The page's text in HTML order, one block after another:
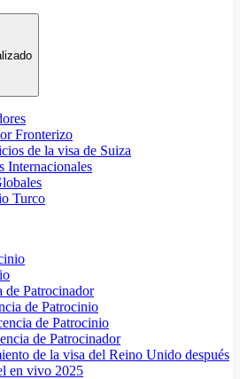
Fronterizo
de la visa de Suiza
Internacionales
Turco
de Patrocinador
de Patrocinio
de Patrocinio
de Patrocinador
de la visa del Reino Unido después
en vivo 2025